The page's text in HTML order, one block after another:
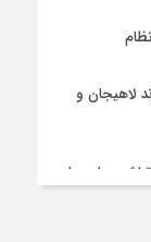
لاهیجان و
برای چای